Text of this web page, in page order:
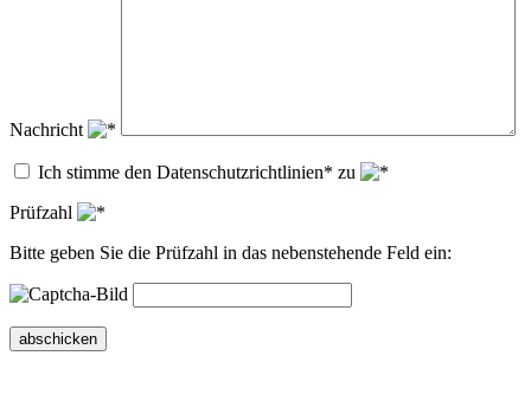
Nachricht
Ich stimme den Datenschutzrichtlinien* zu
Prüfzahl
Bitte geben Sie die Prüfzahl in das nebenstehende Feld ein:
abschicken